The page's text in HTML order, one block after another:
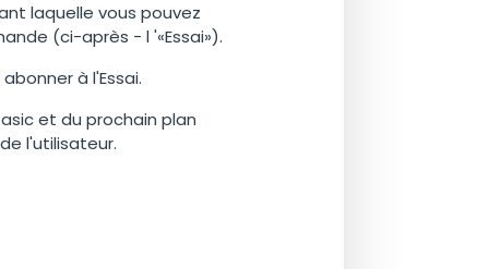
laquelle vous pouvez
(ci-après - l '«Essai»).
à l'Essai.
et du prochain plan
l'utilisateur.